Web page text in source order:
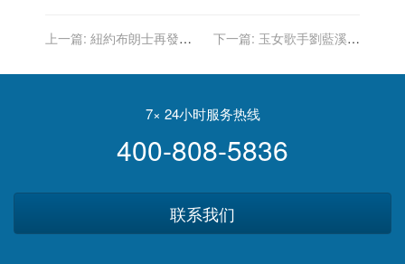
上一篇: 紐約布朗士再發生
炸
下一篇: 玉女歌手劉藍溪嫁
享壽61歲
7× 24小时服务热线
400-808-5836
联系我们